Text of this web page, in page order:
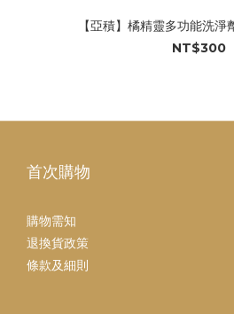
【亞積】橘精靈多功能洗
NT$300
首次購物
購物需知
退換貨政策
條款及細則